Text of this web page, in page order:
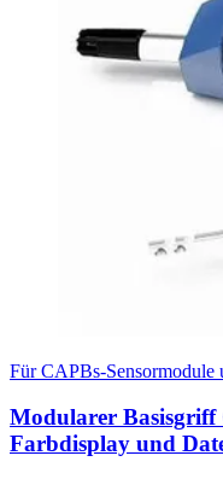
Für CAPBs-Sensormodule
Modularer Basisgriff
Farbdisplay und